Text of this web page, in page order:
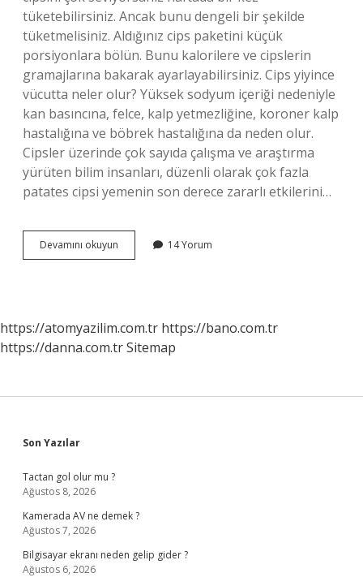
tüketebilirsiniz. Ancak bunu dengeli bir şekilde
tüketmelisiniz. Aldığınız cips paketini küçük
porsiyonlara bölün. Bunu kalorilere ve cipslerin
gramajlarına bakarak ayarlayabilirsiniz. Cips yiyince
vücutta neler olur? Yüksek sodyum içeriği nedeniyle
kan basıncına, felce, kalp yetmezliğine, koroner kalp
hastalığına ve böbrek hastalığına da neden olur.
Cipsler üzerinde çok sayıda çalışma ve araştırma
yürüten bilim insanları, düzenli olarak çok fazla
patates cipsi yemenin son derece zararlı etkilerini…
Devamını okuyun
Kas
14 Yorum
https://atomyazilim.com.tr https://bano.com.tr
https://danna.com.trSitemap
Sidebar
Son Yazılar
Tactan gol olur mu ?
Ağustos 8, 2026
Kamerada AV ne demek ?
Ağustos 7, 2026
Bilgisayar ekranı neden gelip gider ?
Ağustos 6, 2026